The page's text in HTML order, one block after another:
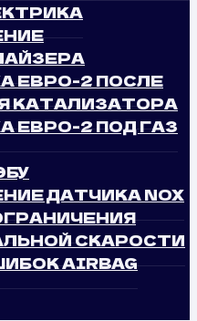
ЕВРО-2 ПОСЛЕ
КАТАЛИЗАТОРА
ЕВРО-2 ПОД ГАЗ
ДАТЧИКА NOX
СКАРОСТИ
AIRBAG